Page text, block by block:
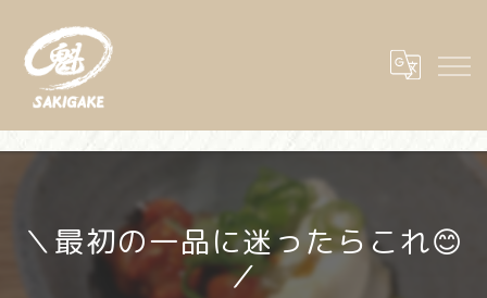
＼最初の一品に迷ったらこれ😊
／